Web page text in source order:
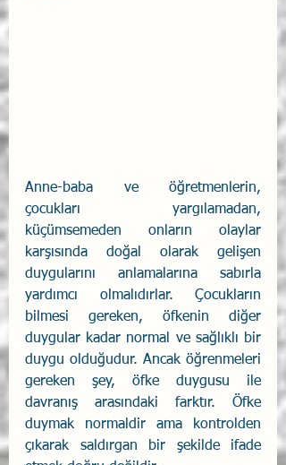
Anne-baba ve öğretmenlerin,
çocukları yargılamadan,
küçümsemeden onların olaylar
karşısında doğal olarak gelişen
duygularını anlamalarına sabırla
yardımcı olmalıdırlar. Çocukların
bilmesi gereken, öfkenin diğer
duygular kadar normal ve sağlıklı bir
duygu olduğudur. Ancak öğrenmeleri
gereken şey, öfke duygusu ile
davranış arasındaki farktır. Öfke
duymak normaldir ama kontrolden
çıkarak saldırgan bir şekilde ifade